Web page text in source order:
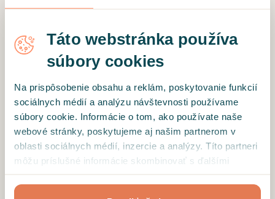
Táto webstránka používa
súbory cookies
Na prispôsobenie obsahu a reklám, poskytovanie funkcií
sociálnych médií a analýzu návštevnosti používame
súbory cookie. Informácie o tom, ako používate naše
webové stránky, poskytujeme aj našim partnerom v
oblasti sociálnych médií, inzercie a analýzy. Títo partneri
môžu príslušné informácie skombinovať s ďalšími
keď ste používali ich služby.
aj zmysel pre humor :)
Overený klient
Terapeutku som si vybrala z odporúčaní z
dotazníka pretože sa venovala téme, ktorá má
trápila najviac. Sedenia prebiehajú v priateľskej,
no profesionálnej atmosfére. Už po pár
ďalšie.